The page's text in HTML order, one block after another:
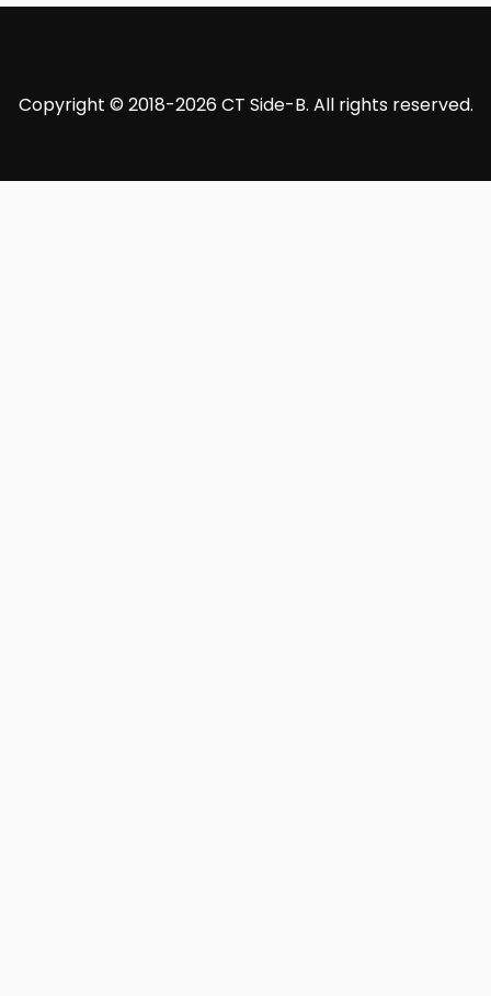
Copyright © 2018-2026 CT Side-B. All rights reserved.